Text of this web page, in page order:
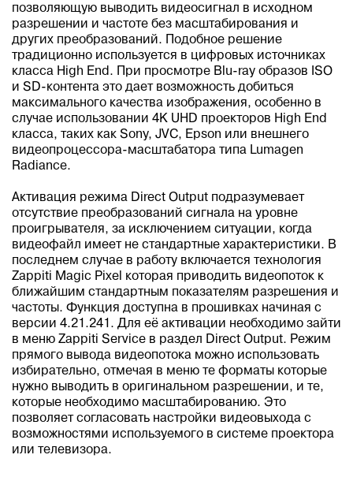
позволяющую выводить видеосигнал в исходном
разрешении и частоте без масштабирования и
других преобразований. Подобное решение
традиционно используется в цифровых источниках
класса High End. При просмотре Blu-ray образов ISO
и SD-контента это дает возможность добиться
максимального качества изображения, особенно в
случае использовании 4K UHD проекторов High End
класса, таких как Sony, JVC, Epson или внешнего
видеопроцессора-масштабатора типа Lumagen
Radiance.
Активация режима Direct Output подразумевает
отсутствие преобразований сигнала на уровне
проигрывателя, за исключением ситуации, когда
видеофайл имеет не стандартные характеристики. В
последнем случае в работу включается технология
Zappiti Magic Pixel которая приводить видеопоток к
ближайшим стандартным показателям разрешения и
частоты. Функция доступна в прошивках начиная с
версии 4.21.241. Для её активации необходимо зайти
в меню Zappiti Service в раздел Direct Output. Режим
прямого вывода видеопотока можно использовать
избирательно, отмечая в меню те форматы которые
нужно выводить в оригинальном разрешении, и те,
которые необходимо масштабированию. Это
позволяет согласовать настройки видеовыхода с
возможностями используемого в системе проектора
или телевизора.